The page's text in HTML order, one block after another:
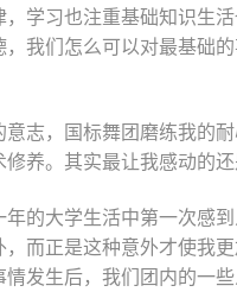
学习也注重基础知识生
，我们怎么可以对最基础
志，国标舞团磨练我的
养。其实最让我感动的
的大学生活中第一次感
而正是这种意外才使我
发生后，我们团内的一